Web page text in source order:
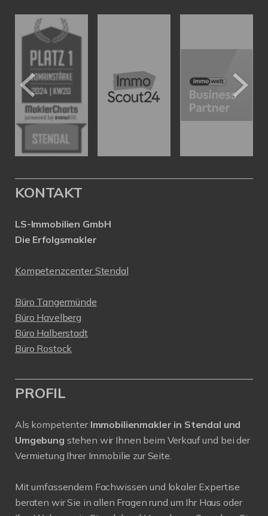
KONTAKT
LS-Immobilien GmbH
Die Erfolgsmakler
Kompetenzcenter Stendal
Büro Tangermünde
Büro Havelberg
Büro Halberstadt
Büro Rostock
PROFIL
Als kompetenter Immobilienmakler in Stendal und
Umgebung stehen wir Ihnen beim Verkauf und bei der
Vermietung Ihrer Immobilie zur Seite.
Mit umfassendem Fachwissen und lokaler Expertise
beraten wir Sie in allen Fragen rund um Ihr Haus oder